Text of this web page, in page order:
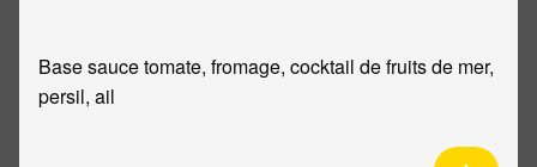
Base sauce tomate, fromage, cocktail de fruits de mer,
persil, ail